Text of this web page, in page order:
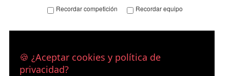
Recordar competición Recordar equipo
🍪 ¿Aceptar cookies y política de
privacidad?